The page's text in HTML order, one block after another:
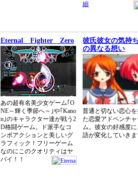
細
Eternal Fighter Zero
あの超有名美少女ゲーム｢O
NE～輝く季節へ～｣や｢Kano
n｣のキャラクター達が戦う2
D格闘ゲーム。ド派手なコ
ンボアクションと美しいグ
ラフィック！フリーゲーム
なのにこのクオリティはヤ
バイ！！
彼氏彼女の気持
の異なる想い
普通と切ない恋心
た恋愛アドベンチ
ム。彼女の好感度
語が変化していき